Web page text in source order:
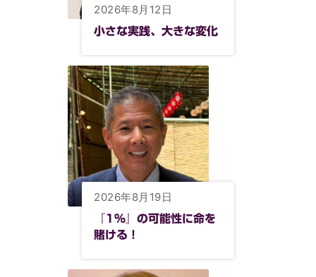
2026年8月12日
小さな実践、大きな変化
2026年8月19日
『1%』の可能性に命を
賭ける！